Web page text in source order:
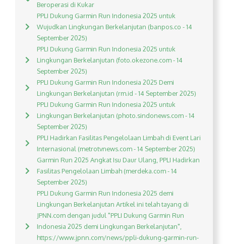
Beroperasi di Kukar
PPLI Dukung Garmin Run Indonesia 2025 untuk
Wujudkan Lingkungan Berkelanjutan (banpos.co - 14
September 2025)
PPLI Dukung Garmin Run Indonesia 2025 untuk
Lingkungan Berkelanjutan (foto.okezone.com - 14
September 2025)
PPLI Dukung Garmin Run Indonesia 2025 Demi
Lingkungan Berkelanjutan (rm.id - 14 September 2025)
PPLI Dukung Garmin Run Indonesia 2025 untuk
Lingkungan Berkelanjutan (photo.sindonews.com - 14
September 2025)
PPLI Hadirkan Fasilitas Pengelolaan Limbah di Event Lari
Internasional (metrotvnews.com - 14 September 2025)
Garmin Run 2025 Angkat Isu Daur Ulang, PPLI Hadirkan
Fasilitas Pengelolaan Limbah (merdeka.com - 14
September 2025)
PPLI Dukung Garmin Run Indonesia 2025 demi
Lingkungan Berkelanjutan Artikel ini telah tayang di
JPNN.com dengan judul "PPLI Dukung Garmin Run
Indonesia 2025 demi Lingkungan Berkelanjutan",
https://www.jpnn.com/news/ppli-dukung-garmin-run-